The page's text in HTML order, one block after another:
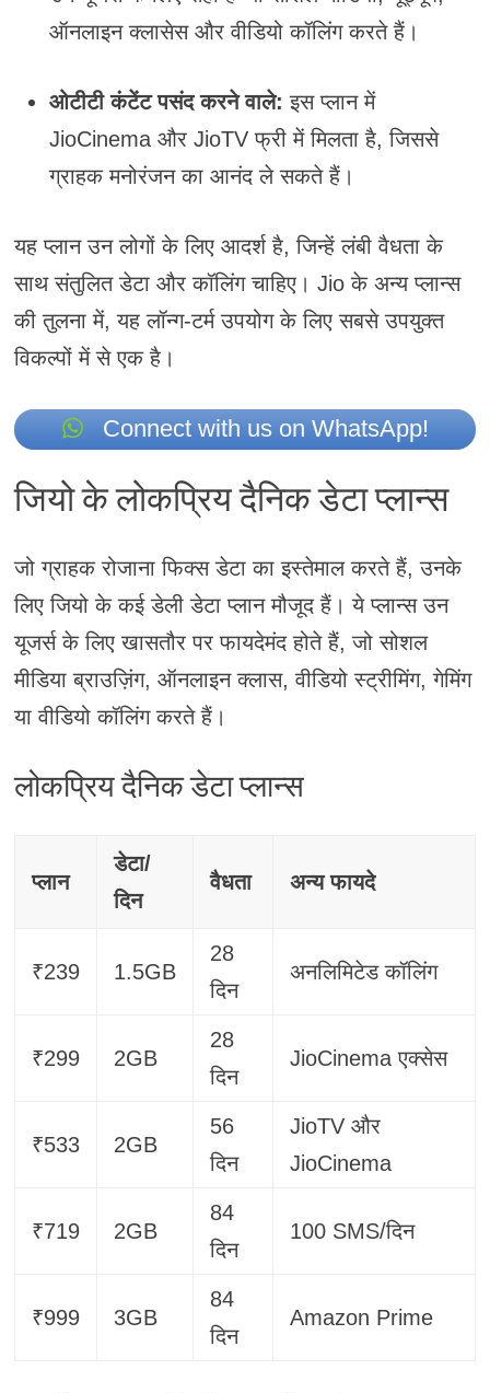
ऑनलाइन क्लासेस और वीडियो कॉलिंग करते हैं।
ओटीटी कंटेंट पसंद करने वाले: इस प्लान में
JioCinema और JioTV फ्री में मिलता है, जिससे
ग्राहक मनोरंजन का आनंद ले सकते हैं।
यह प्लान उन लोगों के लिए आदर्श है, जिन्हें लंबी वैधता के
साथ संतुलित डेटा और कॉलिंग चाहिए। Jio के अन्य प्लान्स
की तुलना में, यह लॉन्ग-टर्म उपयोग के लिए सबसे उपयुक्त
विकल्पों में से एक है।
Connect with us on WhatsApp!
जियो के लोकप्रिय दैनिक डेटा प्लान्स
जो ग्राहक रोजाना फिक्स डेटा का इस्तेमाल करते हैं, उनके
लिए जियो के कई डेली डेटा प्लान मौजूद हैं। ये प्लान्स उन
यूजर्स के लिए खासतौर पर फायदेमंद होते हैं, जो सोशल
मीडिया ब्राउज़िंग, ऑनलाइन क्लास, वीडियो स्ट्रीमिंग, गेमिंग
या वीडियो कॉलिंग करते हैं।
लोकप्रिय दैनिक डेटा प्लान्स
प्लान
डेटा/
दिन
वैधता अन्य फायदे
₹239 1.5GB
28
दिन
अनलिमिटेड कॉलिंग
₹299 2GB
28
दिन
JioCinema एक्सेस
₹533 2GB
56
दिन
JioTV और
JioCinema
₹719 2GB
84
दिन
100 SMS/दिन
₹999 3GB
84
दिन
Amazon Prime